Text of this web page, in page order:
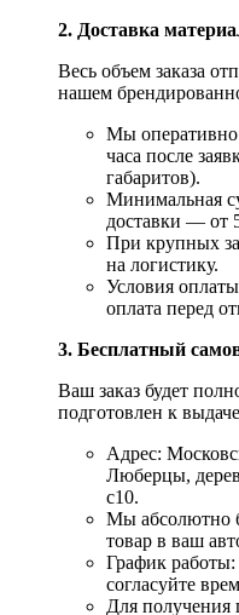
2. Доставка
Весь объем заказа
нашем
Мы оперативно
часа после
габаритов).
Минимальная
доставки — от
При крупных
на логистику.
Условия
оплата перед
3. Бесплатный
Ваш заказ будет
подготовлен к
Адрес:
Люберцы,
с10.
Мы абсолютно
товар в ваш
График
согласуйте
Для получения